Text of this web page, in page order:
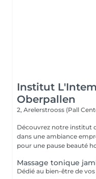
Institut
Oberpallen
2, Arelerstrooss (Pall
Découvrez notre institut
dans une ambiance
pour une pause beauté
Massage tonique